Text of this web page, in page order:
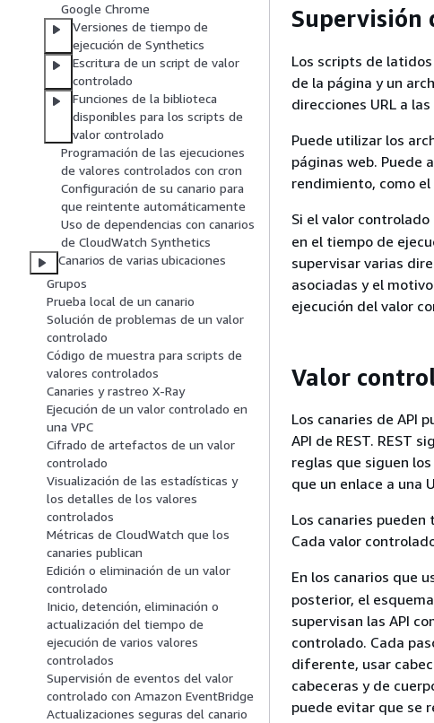
Google Chrome
Versiones de tiempo de
ejecución de Synthetics
Escritura de un script de valor
controlado
Funciones de la biblioteca
disponibles para los scripts de
valor controlado
Programación de las ejecuciones
de valores controlados con cron
Configuración de su canario para
que reintente automáticamente
Uso de dependencias con canarios
de CloudWatch Synthetics
Canarios de varias ubicaciones
Grupos
Prueba local de un canario
Solución de problemas de un valor
controlado
Código de muestra para scripts de
valores controlados
Canaries y rastreo X-Ray
Ejecución de un valor controlado en
una VPC
Cifrado de artefactos de un valor
controlado
Visualización de las estadísticas y
los detalles de los valores
controlados
Métricas de CloudWatch que los
canaries publican
Edición o eliminación de un valor
controlado
Inicio, detención, eliminación o
actualización del tiempo de
ejecución de varios valores
controlados
Supervisión de eventos del valor
controlado con Amazon EventBridge
Actualizaciones seguras del canario
Supervisión
Los scripts de
de la página y un
direcciones URL a
Puede utilizar los
páginas web. Puede
rendimiento, como
Si el valor
en el tiempo de
supervisar varias
asociadas y el
ejecución del valor
Valor
Los canaries de API
API de REST. REST
reglas que siguen
que un enlace a una
Los canaries
Cada valor
En los canarios que
posterior, el
supervisan las API
controlado. Cada
diferente, usar
cabeceras y de
puede evitar que se